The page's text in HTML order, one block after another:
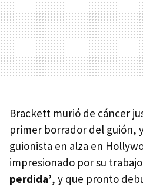
Brackett murió de cáncer
primer borrador del guión,
guionista en alza en
impresionado por su
perdida’, y que pronto